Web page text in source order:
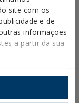
site com os
e de
informações
a partir da sua